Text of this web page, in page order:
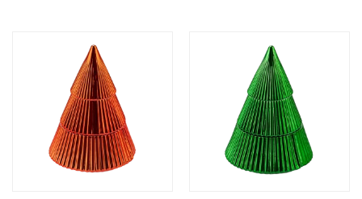
Capacità ： 408 ml
Dia inferiore: 65 mm
Max Dia ： 79 mm
Altezza: 114 mm
Peso: 200 g
MOQ: 1000 pezzi
Capacità ： 408 ml
Dia inferiore: 65 mm
Max Dia ： 79 mm
Altezza: 114 mm
Peso: 200 g
MOQ: 1000 pezzi